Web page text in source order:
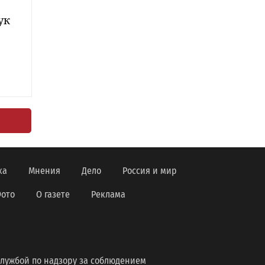
Мнения Дело Россия и мир
О газете Реклама
по надзору за соблюдением